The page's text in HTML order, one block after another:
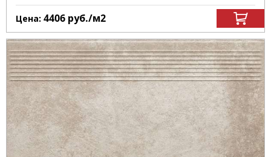
Цена: 4406 руб./м2